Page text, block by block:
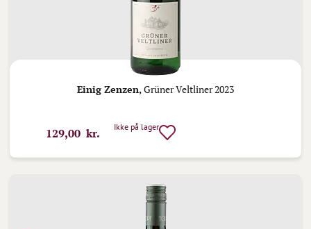
Einig Zenzen,Grüner Veltliner 2023
129,00 kr. Ikke på lager